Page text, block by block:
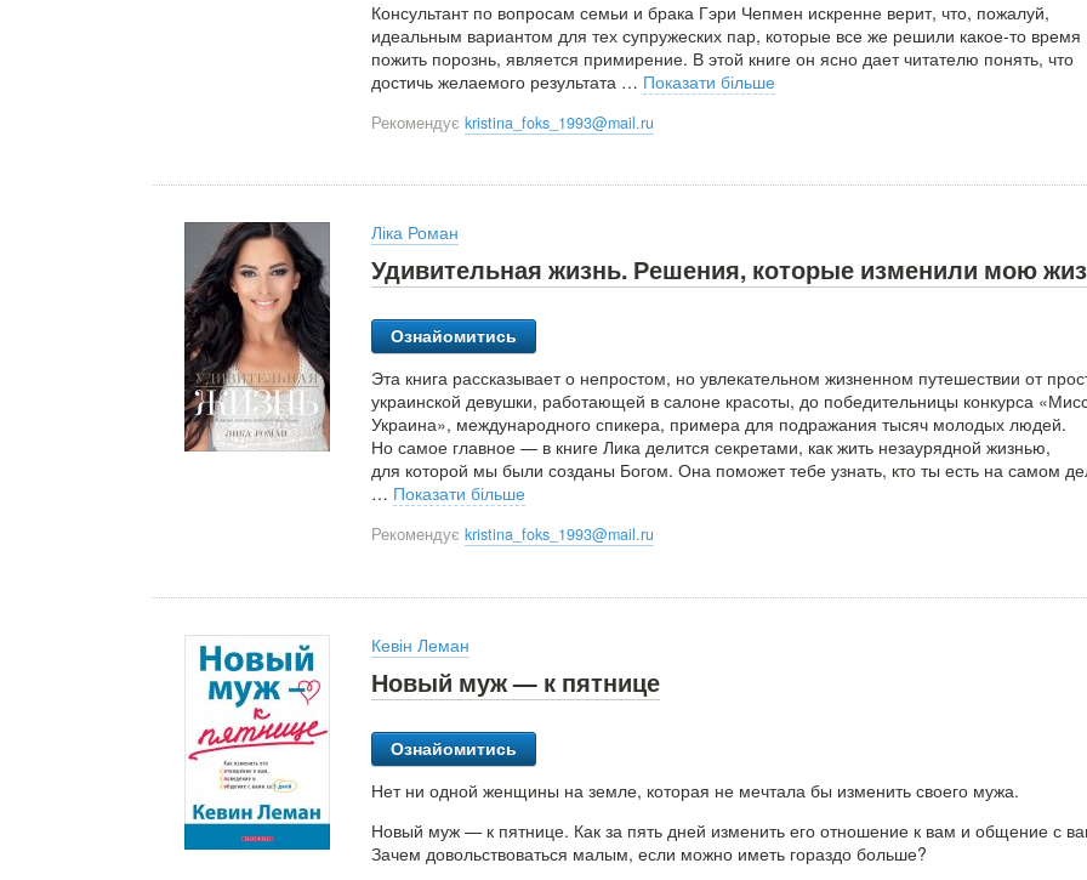
Консультант по вопросам семьи и брака Гэри Чепмен искренне верит, что, пожалуй,
идеальным вариантом для тех супружеских пар, которые все же решили какое-то время
пожить порознь, является примирение. В этой книге он ясно дает читателю понять, что
достичь желаемого результата … Показати більше
Рекомендує kristina_foks_1993@mail.ru
Ліка Роман
Удивительная жизнь. Решения, которые изменили мою
Ознайомитись
Эта книга рассказывает о непростом, но увлекательном жизненном путешествии от
украинской девушки, работающей в салоне красоты, до победительницы конкурса
Украина», международного спикера, примера для подражания тысяч молодых людей.
Но самое главное — в книге Лика делится секретами, как жить незаурядной жизнью,
для которой мы были созданы Богом. Она поможет тебе узнать, кто ты есть на самом
… Показати більше
Рекомендує kristina_foks_1993@mail.ru
Кевін Леман
Новый муж — к пятнице
Ознайомитись
Нет ни одной женщины на земле, которая не мечтала бы изменить своего мужа.
Новый муж — к пятнице. Как за пять дней изменить его отношение к вам и общение с
Зачем довольствоваться малым, если можно иметь гораздо больше?